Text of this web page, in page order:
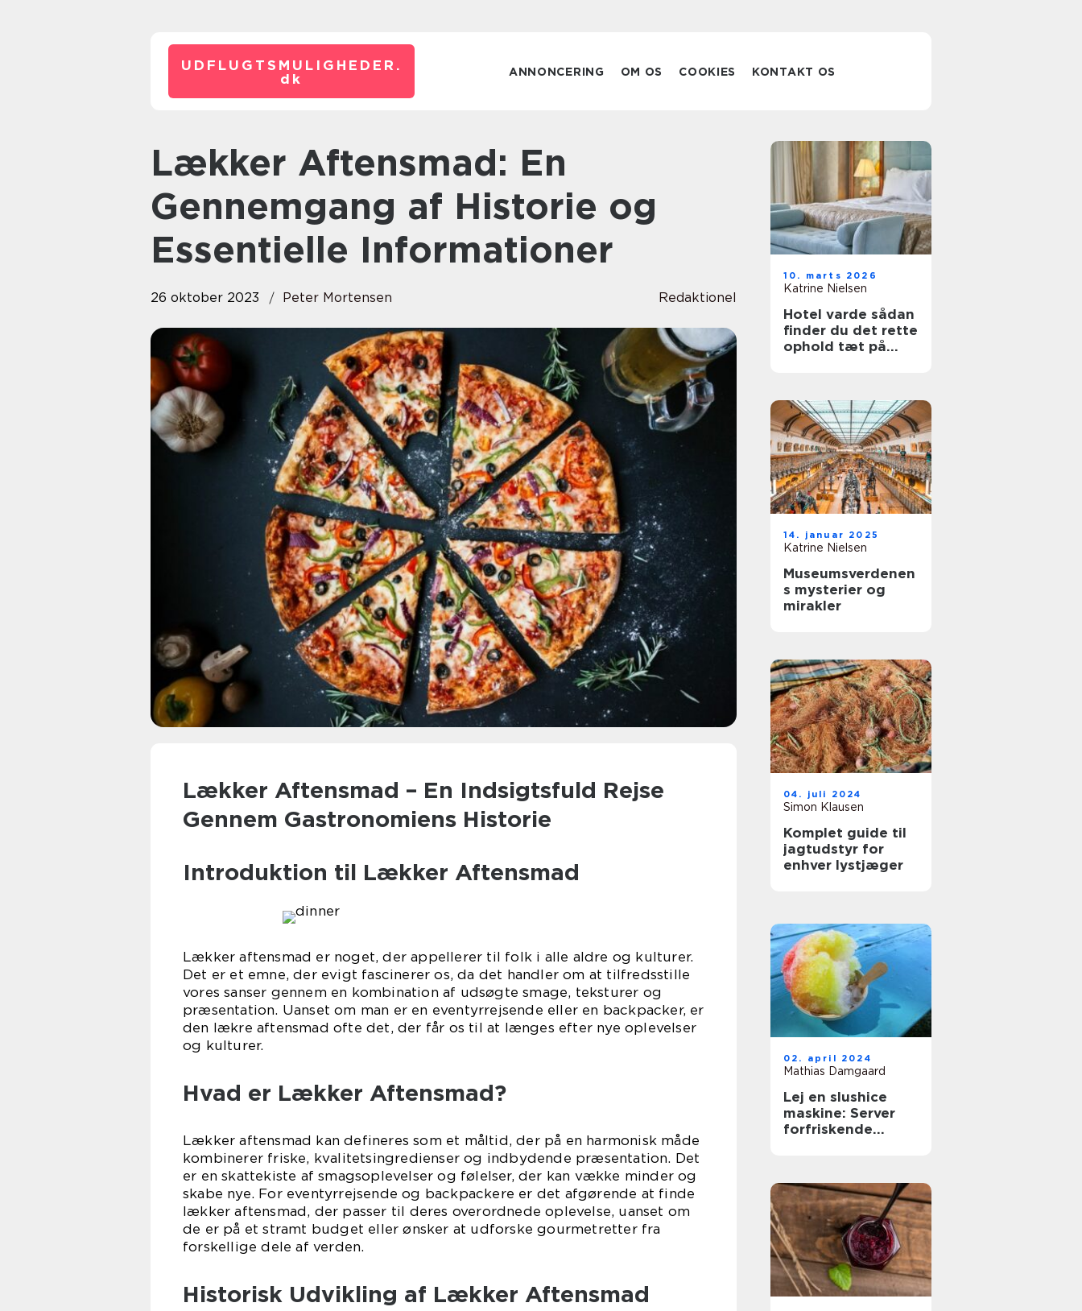
UDFLUGTSMULIGHEDER.
dk
ANNONCERING OM OS COOKIES KONTAKT OS
Lækker Aftensmad: En
Gennemgang af Historie og
Essentielle Informationer
26 oktober 2023 Peter Mortensen Redaktionel
Lækker Aftensmad – En Indsigtsfuld Rejse
Gennem Gastronomiens Historie
Introduktion til Lækker Aftensmad
Lækker aftensmad er noget, der appellerer til folk i alle aldre og kulturer.
Det er et emne, der evigt fascinerer os, da det handler om at tilfredsstille
vores sanser gennem en kombination af udsøgte smage, teksturer og
præsentation. Uanset om man er en eventyrrejsende eller en backpacker, er
den lækre aftensmad ofte det, der får os til at længes efter nye oplevelser
og kulturer.
Hvad er Lækker Aftensmad?
Lækker aftensmad kan defineres som et måltid, der på en harmonisk måde
kombinerer friske, kvalitetsingredienser og indbydende præsentation. Det
er en skattekiste af smagsoplevelser og følelser, der kan vække minder og
skabe nye. For eventyrrejsende og backpackere er det afgørende at finde
lækker aftensmad, der passer til deres overordnede oplevelse, uanset om
de er på et stramt budget eller ønsker at udforske gourmetretter fra
forskellige dele af verden.
Historisk Udvikling af Lækker Aftensmad
10. marts 2026
Katrine Nielsen
Hotel varde sådan
finder du det rette
ophold tæt på
14. januar 2025
Katrine Nielsen
Museumsverdenen
s mysterier og
mirakler
04. juli 2024
Simon Klausen
Komplet guide til
jagtudstyr for
enhver lystjæger
02. april 2024
Mathias Damgaard
Lej en slushice
maskine: Server
forfriskende